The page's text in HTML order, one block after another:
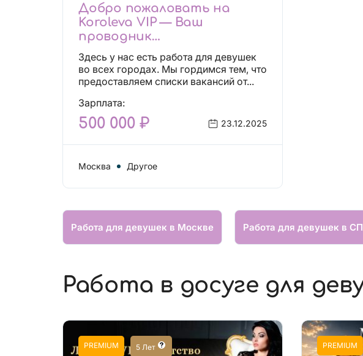
Добро пожаловать на
Koroleva VIP — Ваш
проводник
высокооплачиваемых
вакансий!
Здесь у нас есть работа для девушек
во всех городах. Мы гордимся тем, что
предоставляем списки вакансий от...
Зарплата:
500 000 ₽ 23.12.2025
Москва Другое
Работа для девушек в Москве Работа для девушек в
Работа в досуге для
PREMIUM 5 Лет PREMIUM